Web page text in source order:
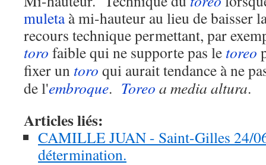
muletaà mi-hauteur au lieu de baisser
recours technique permettant, par
toro faible qui ne supporte pas le toreo
fixer un toro qui aurait tendance à ne
de l'embroque. Toreo a media altura.
Articles liés:
CAMILLE JUAN - Saint-Gilles 24/
détermination.